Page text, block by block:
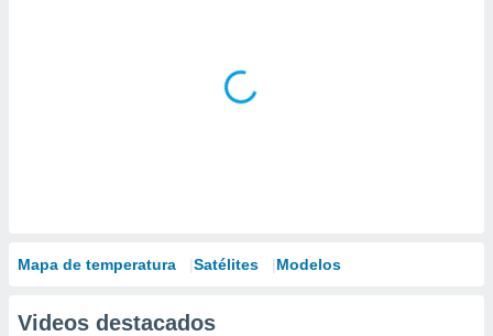
Mapa de temperatura Satélites Modelos
Videos destacados